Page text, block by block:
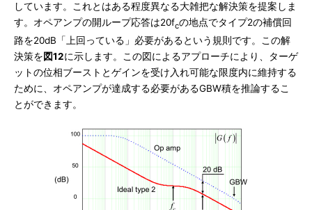
しています。これとはある程度異なる大雑把な解決策を提案しま
す。オペアンプの開ループ応答は20fcの地点でタイプ2の補償回
路を20dB「上回っている」必要があるという規則です。この解
決策を図12に示します。この図によるアプローチにより、ターゲ
ットの位相ブーストとゲインを受け入れ可能な限度内に維持する
ために、オペアンプが達成する必要があるGBW積を推論するこ
とができます。